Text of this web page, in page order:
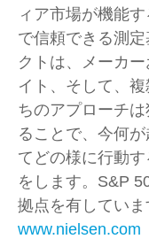
ィア市場が機能
で信頼できる測
クトは、メーカ
イト、そして、
ちのアプローチ
ることで、今何
てどの様に行動
をします。S&P
拠点を有してい
www.nielsen.com